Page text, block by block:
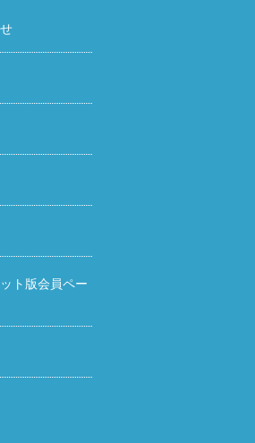
ト版会員ペー